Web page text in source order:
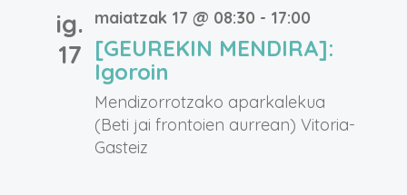
ig.
17
maiatzak 17 @ 08:30 - 17:00
[GEUREKIN MENDIRA]:
Igoroin
Mendizorrotzako aparkalekua
(Beti jai frontoien aurrean) Vitoria-
Gasteiz